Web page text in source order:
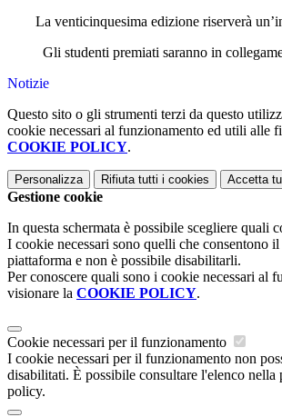
La venticinquesima edizione riserverà
Gli studenti premiati saranno in
Notizie
Questo sito o gli strumenti terzi da questo
cookie necessari al funzionamento ed utili alle
COOKIE POLICY.
Personalizza Rifiuta tutti i cookies Accetta
Gestione cookie
In questa schermata è possibile scegliere quali
I cookie necessari sono quelli che consentono
piattaforma e non è possibile disabilitarli.
Per conoscere quali sono i cookie necessari al
visionare la COOKIE POLICY.
Cookie necessari per il funzionamento
I cookie necessari per il funzionamento non
disabilitati. È possibile consultare l'elenco nella
policy.